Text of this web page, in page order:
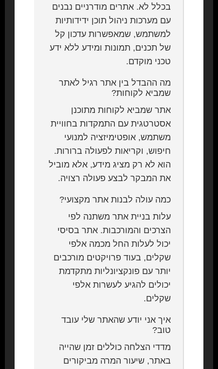
בכלל לא. אתרים מודרניים נבנים
עם מערכות ניהול תוכן ידידותיות
למשתמש, שמאפשרות עדכון קל
של תכנים, תמונות ומידע ללא ידע
טכני מוקדם.
מה ההבדל בין אתר רגיל לאתר
שמביא לקוחות?
אתר שמביא לקוחות מתוכנן
אסטרטגית עם התמקדות בחוויית
משתמש, אופטימיזציה למנועי
חיפוש, וקריאות לפעולה ברורות.
הוא לא רק מציג מידע, אלא מוביל
את המבקר לבצע פעולה רצויה.
כמה עולה לבנות אתר מקצועי?
עלות בניית אתר משתנה לפי
הצרכים והמורכבות. אתר בסיסי
יכול לעלות החל מכמה אלפי
שקלים, בעוד פרויקטים מורכבים
יותר עם פונקציונליות מתקדמת
יכולים להגיע לעשרות אלפי
שקלים.
איך אני יודע שהאתר שלי עובד
טוב?
מדדי הצלחה כוללים זמן שהייה
באתר, שיעור המרה מביקורים